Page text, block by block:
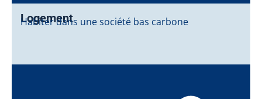
Logement
Habiter dans une société bas carbone